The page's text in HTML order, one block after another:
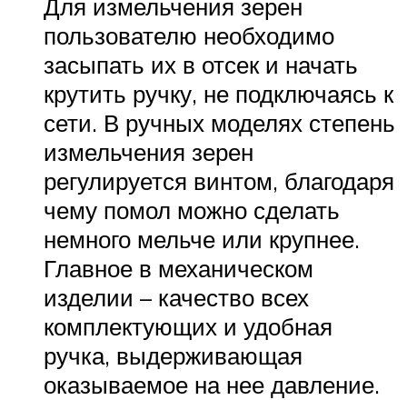
Для измельчения зерен
пользователю необходимо
засыпать их в отсек и начать
крутить ручку, не подключаясь к
сети. В ручных моделях степень
измельчения зерен
регулируется винтом, благодаря
чему помол можно сделать
немного мельче или крупнее.
Главное в механическом
изделии – качество всех
комплектующих и удобная
ручка, выдерживающая
оказываемое на нее давление.